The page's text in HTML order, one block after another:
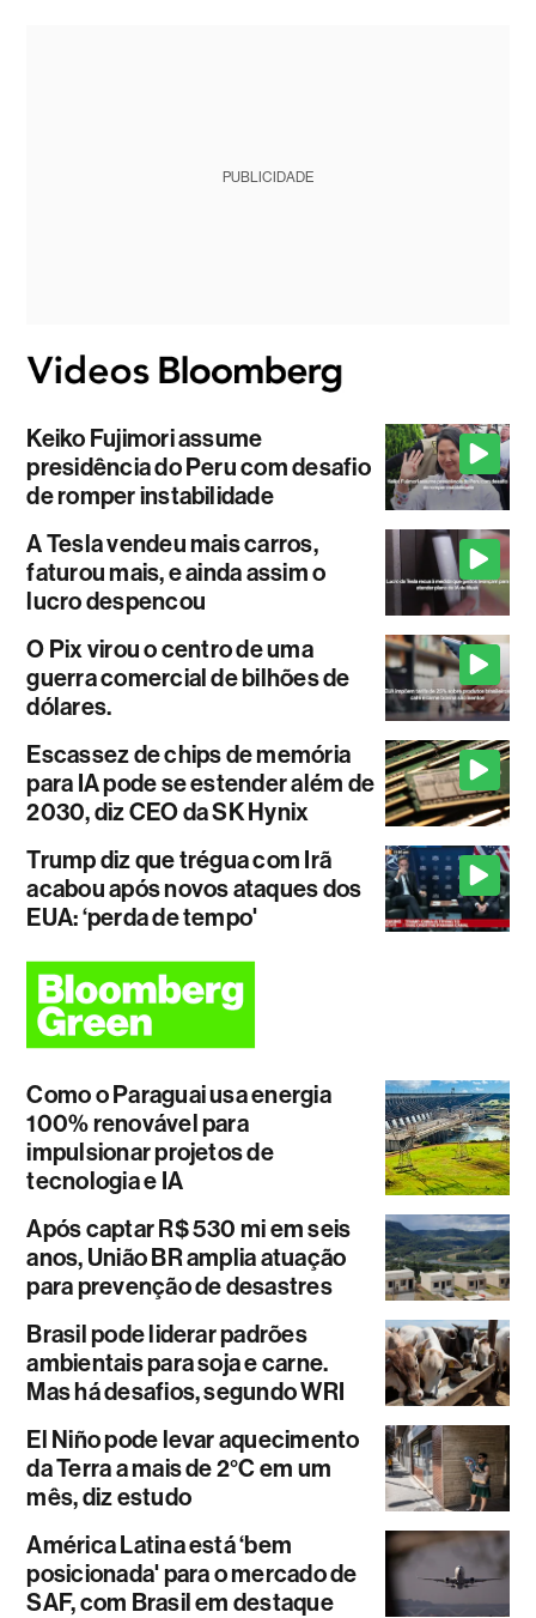
PUBLICIDADE
Keiko Fujimori assume
presidência do Peru com desafio
de romper instabilidade
A Tesla vendeu mais carros,
faturou mais, e ainda assim o
lucro despencou
O Pix virou o centro de uma
guerra comercial de bilhões de
dólares.
Escassez de chips de memória
para IA pode se estender além de
2030, diz CEO da SK Hynix
Trump diz que trégua com Irã
acabou após novos ataques dos
EUA: ‘perda de tempo'
Como o Paraguai usa energia
100% renovável para
impulsionar projetos de
tecnologia e IA
Após captar R$ 530 mi em seis
anos, União BR amplia atuação
para prevenção de desastres
Brasil pode liderar padrões
ambientais para soja e carne.
Mas há desafios, segundo WRI
El Niño pode levar aquecimento
da Terra a mais de 2°C em um
mês, diz estudo
América Latina está ‘bem
posicionada' para o mercado de
SAF, com Brasil em destaque